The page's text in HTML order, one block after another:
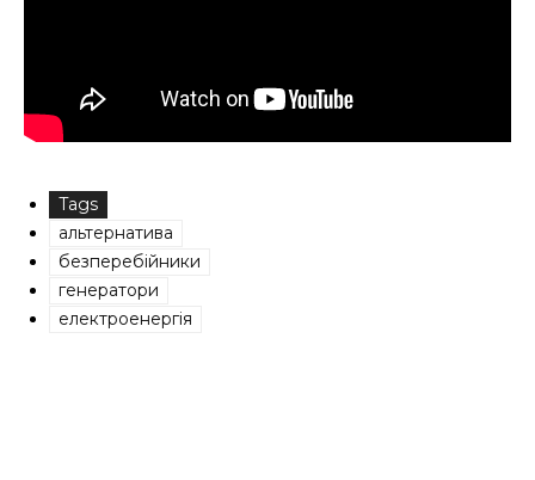
Tags
альтернатива
безперебійники
генератори
електроенергія